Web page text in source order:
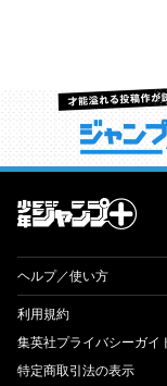
才能溢れる投
ヘルプ／使い方
利用規約
集英社プライバシーガイ
特定商取引法の表示